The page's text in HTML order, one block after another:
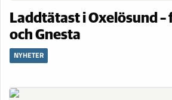
Laddtätast i Oxelösund –
och Gnesta
NYHETER